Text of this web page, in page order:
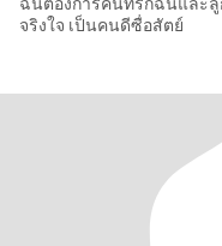
จริงใจ เป็นคนดีซื่อสัตย์